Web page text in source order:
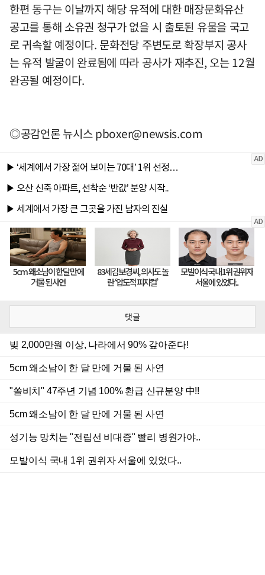
한편 동구는 이날까지 해당 유적에 대한 매장문화유산
공고를 통해 소유권 청구가 없을 시 출토된 유물을 국고
로 귀속할 예정이다. 문화전당 주변도로 확장부지 공사
는 유적 발굴이 완료됨에 따라 공사가 재추진, 오는 12월
완공될 예정이다.
◎공감언론 뉴시스pboxer@newsis.com
댓글